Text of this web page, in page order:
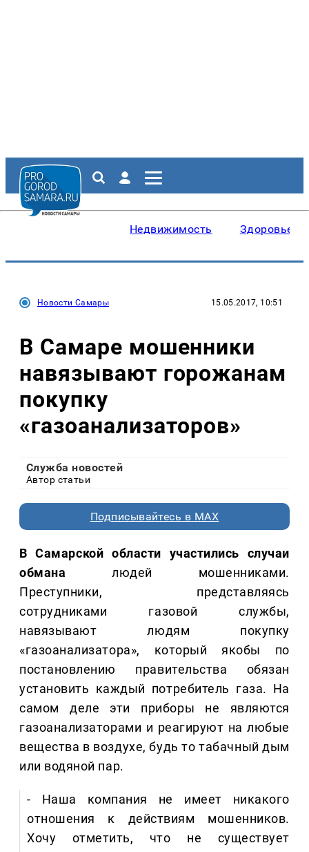
Недвижимость Здоровье
Новости Самары 15.05.2017, 10:51
В Самаре мошенники
навязывают горожанам
покупку
«газоанализаторов»
Служба новостей
Автор статьи
Подписывайтесь в MAX
В Самарской области участились случаи
обмана людей мошенниками.
Преступники, представляясь
сотрудниками газовой службы,
навязывают людям покупку
«газоанализатора», который якобы по
постановлению правительства обязан
установить каждый потребитель газа. На
самом деле эти приборы не являются
газоанализаторами и реагируют на любые
вещества в воздухе, будь то табачный дым
или водяной пар.
- Наша компания не имеет никакого
отношения к действиям мошенников.
Хочу отметить, что не существует